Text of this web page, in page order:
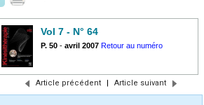
Vol 7 - N° 64
P. 50 - avril 2007 Retour au numéro
Article précédent | Article suivant